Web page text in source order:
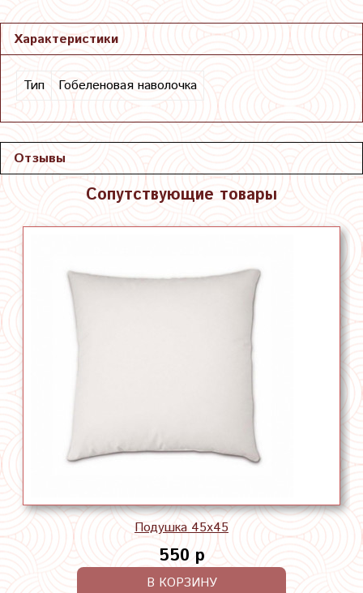
Характеристики
Тип Гобеленовая наволочка
Отзывы
Сопутствующие товары
Подушка 45х45
550 р
В КОРЗИНУ